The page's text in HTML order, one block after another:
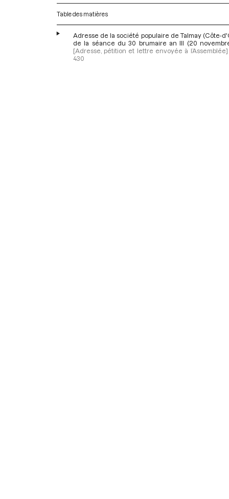
Table des matières
Adresse de la société populaire de Talmay (Côte-
de la séance du 30 brumaire an III (20
[Adresse, pétition et lettre envoyée à l’Assemblée]
430